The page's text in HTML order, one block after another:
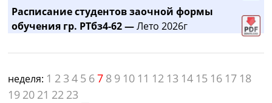
Расписание студентов заочной формы
обучения гр. РТбз4-62 —Лето 2026г
неделя: 1 2 3 4 5 67 8 9 10 11 12 13 14 15 16 17 18
19 20 21 22 23